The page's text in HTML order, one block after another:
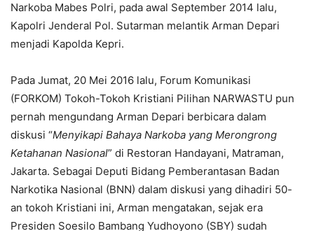
Narkoba Mabes Polri, pada awal September 2014 lalu,
Kapolri Jenderal Pol. Sutarman melantik Arman Depari
menjadi Kapolda Kepri.
Pada Jumat, 20 Mei 2016 lalu, Forum Komunikasi
(FORKOM) Tokoh-Tokoh Kristiani Pilihan NARWASTU pun
pernah mengundang Arman Depari berbicara dalam
diskusi “Menyikapi Bahaya Narkoba yang Merongrong
Ketahanan Nasional” di Restoran Handayani, Matraman,
Jakarta. Sebagai Deputi Bidang Pemberantasan Badan
Narkotika Nasional (BNN) dalam diskusi yang dihadiri 50-
an tokoh Kristiani ini, Arman mengatakan, sejak era
Presiden Soesilo Bambang Yudhoyono (SBY) sudah